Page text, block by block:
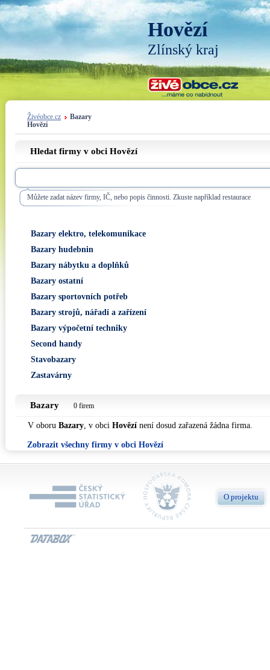
Hovězí
Zlínský kraj
Živéobce.cz
Bazary
Hovězí
Hledat firmy v obci Hovězí
Můžete zadat název firmy, IČ, nebo popis činnosti. Zkuste například restaurace
Bazary elektro, telekomunikace
Bazary hudebnin
Bazary nábytku a doplňků
Bazary ostatní
Bazary sportovních potřeb
Bazary strojů, nářadí a zařízení
Bazary výpočetní techniky
Second handy
Stavobazary
Zastavárny
Bazary 0 firem
V oboru Bazary, v obci Hovězí není dosud zařazená žádna firma.
Zobrazit všechny firmy v obci Hovězí
O projektu